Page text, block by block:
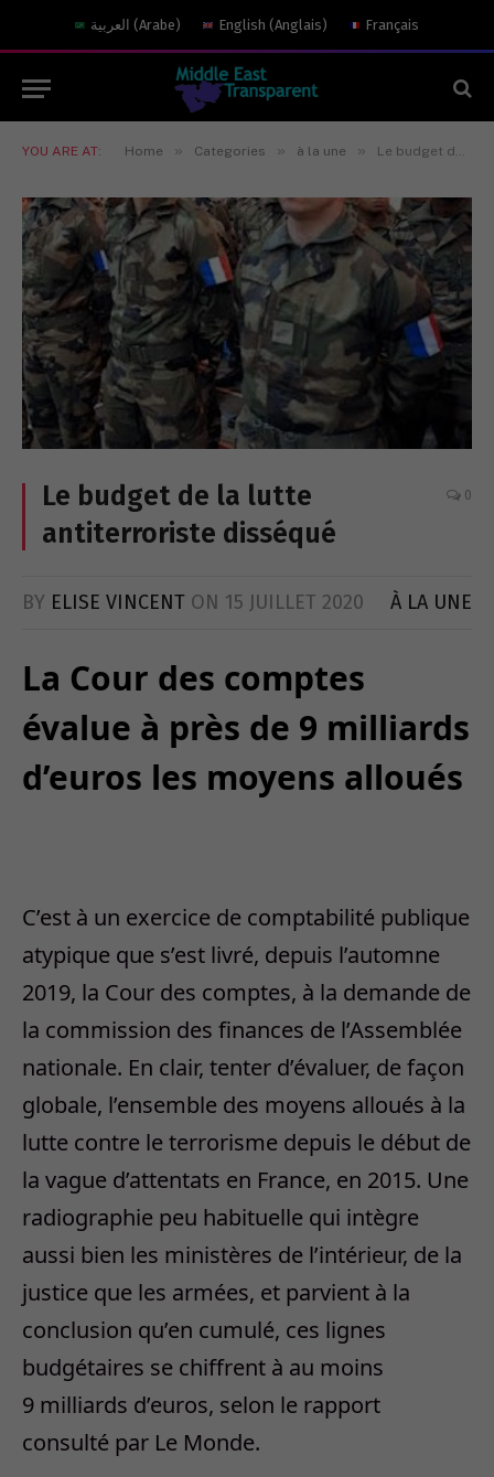
العربية (Arabe) English (Anglais) Français
YOU ARE AT: Home » Categories » à la une » Le budget de la lutte antiterroriste disséqué
Le budget de la lutte
antiterroriste disséqué
0
BY ELISE VINCENT ON 15 JUILLET 2020 À LA UNE
La Cour des comptes
évalue à près de 9 milliards
d’euros les moyens alloués
C’est à un exercice de comptabilité publique
atypique que s’est livré, depuis l’automne
2019, la Cour des comptes, à la demande de
la commission des finances de l’Assemblée
nationale. En clair, tenter d’évaluer, de façon
globale, l’ensemble des moyens alloués à la
lutte contre le terrorisme depuis le début de
la vague d’attentats en France, en 2015. Une
radiographie peu habituelle qui intègre
aussi bien les ministères de l’intérieur, de la
justice que les armées, et parvient à la
conclusion qu’en cumulé, ces lignes
budgétaires se chiffrent à au moins
9 milliards d’euros, selon le rapport
consulté par Le Monde.